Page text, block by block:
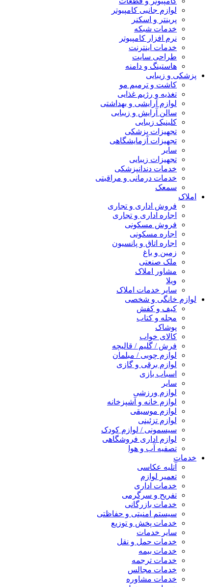
لوازم جانبی کامپیوتر
پرینتر و اسکنر
خدمات شبکه
نرم افزار کامپیوتر
خدمات اینترنت
طراحی سایت
هاستینگ و دامنه
پزشکی و زیبایی
کاشت و ترمیم مو
تغذیه و رژیم غذایی
لوازم آرایشی و بهداشتی
سالن آرایش و زیبایی
کلینیک زیبایی
تجهیزات پزشکی
تجهیزات آزمایشگاهی
سایر
تجهیزات زیبایی
خدمات دندانپزشکی
خدمات درمانی و مراقبتی
سمعک
املاک
فروش اداری و تجاری
اجاره اداری و تجاری
فروش مسکونی
اجاره مسکونی
اجاره اتاق و پانسیون
زمین و باغ
ملک صنعتی
مشاور املاک
ویلا
سایر خدمات املاک
لوازم خانگی و شخصی
کیف و کفش
مجله و کتاب
پوشاک
کالای خواب
فرش / گلیم / قالیچه
لوازم چوبی / مبلمان
لوازم برقی و گازی
اسباب بازی
سایر
لوازم ورزشی
لوازم خانه و آشپزخانه
لوازم موسیقی
لوازم تزئینی
سیسمونی / لوازم کودک
لوازم اداری فروشگاهی
تصفیه آب و هوا
خدمات
آتلیه عکاسی
تعمیر لوازم
خدمات اداری
تفریح و سرگرمی
خدمات بازرگانی
سیستم امنیتی و حفاظتی
خدمات پخش و توزیع
سایر خدمات
خدمات حمل و نقل
خدمات بیمه
خدمات ترجمه
خدمات مجالس
خدمات مشاوره